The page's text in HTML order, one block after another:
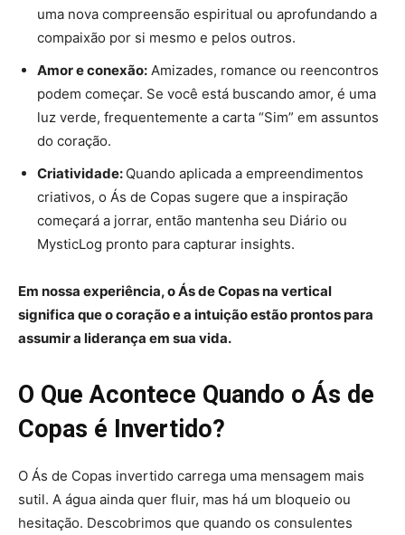
uma nova compreensão espiritual ou aprofundando a
compaixão por si mesmo e pelos outros.
Amor e conexão: Amizades, romance ou reencontros
podem começar. Se você está buscando amor, é uma
luz verde, frequentemente a carta “Sim” em assuntos
do coração.
Criatividade: Quando aplicada a empreendimentos
criativos, o Ás de Copas sugere que a inspiração
começará a jorrar, então mantenha seu Diário ou
MysticLog pronto para capturar insights.
Em nossa experiência, o Ás de Copas na vertical
significa que o coração e a intuição estão prontos para
assumir a liderança em sua vida.
O Que Acontece Quando o Ás de
Copas é Invertido?
O Ás de Copas invertido carrega uma mensagem mais
sutil. A água ainda quer fluir, mas há um bloqueio ou
hesitação. Descobrimos que quando os consulentes